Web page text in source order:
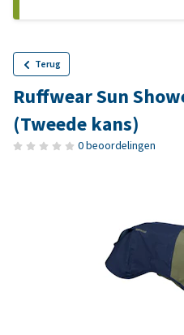
Terug
Ruffwear Sun
(Tweede kans)
0 beoordelingen